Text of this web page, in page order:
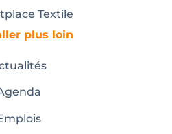
Textile
plus loin